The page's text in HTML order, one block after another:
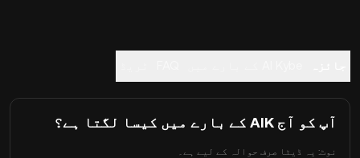
آپ کو آج AIK کے بارے میں کیسا لگتا ہے؟
نوٹ: یہ ڈیٹا صرف حوالہ کے لیے ہے۔